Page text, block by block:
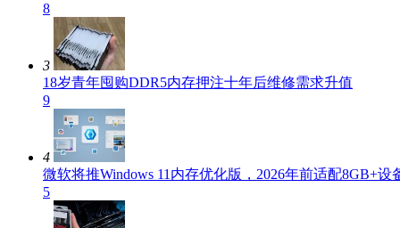
8
3
18岁青年囤购DDR5内存押注十年后维修需求升值
9
4
微软将推Windows 11内存优化版，2026年前适配8GB+设
5